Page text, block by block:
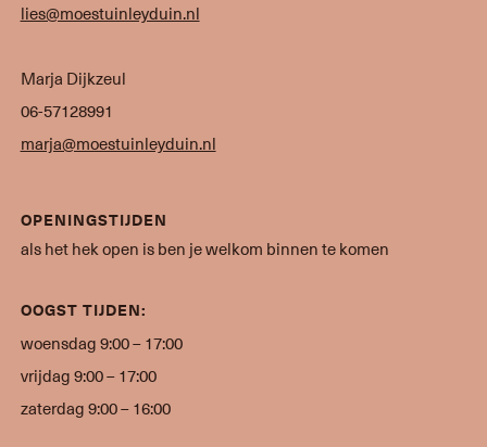
lies@moestuinleyduin.nl
Marja Dijkzeul
06-57128991
marja@moestuinleyduin.nl
OPENINGSTIJDEN
als het hek open is ben je welkom binnen te komen
OOGST TIJDEN:
woensdag 9:00 – 17:00
vrijdag 9:00 – 17:00
zaterdag 9:00 – 16:00